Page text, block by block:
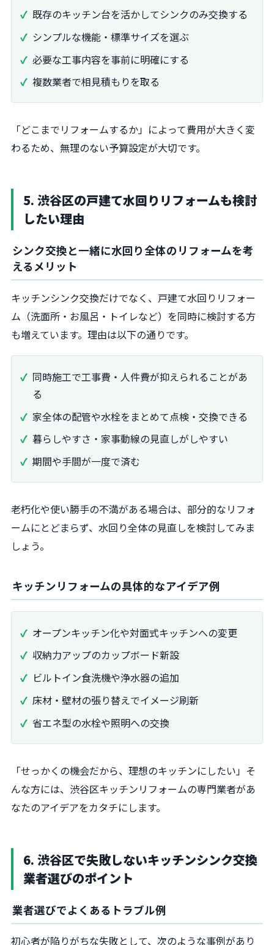
既存のキッチン台を活かしてシンクのみ交換する
シンプルな機能・標準サイズを選ぶ
必要な工事内容を事前に明確にする
複数業者で相見積もりを取る
「どこまでリフォームするか」によって費用が大きく変
わるため、無理のない予算設定が大切です。
5. 渋谷区の戸建て水回りリフォームも検討
したい理由
シンク交換と一緒に水回り全体のリフォームを考
えるメリット
キッチンシンク交換だけでなく、戸建て水回りリフォー
ム（洗面所・お風呂・トイレなど）を同時に検討する方
も増えています。理由は以下の通りです。
同時施工で工事費・人件費が抑えられることがあ
る
家全体の配管や水栓をまとめて点検・交換できる
暮らしやすさ・家事動線の見直しがしやすい
期間や手間が一度で済む
老朽化や使い勝手の不満がある場合は、部分的なリフォ
ームにとどまらず、水回り全体の見直しを検討してみま
しょう。
キッチンリフォームの具体的なアイデア例
オープンキッチン化や対面式キッチンへの変更
収納力アップのカップボード新設
ビルトイン食洗機や浄水器の追加
床材・壁材の張り替えでイメージ刷新
省エネ型の水栓や照明への交換
「せっかくの機会だから、理想のキッチンにしたい」そ
んな方には、渋谷区キッチンリフォームの専門業者があ
なたのアイデアをカタチにします。
6. 渋谷区で失敗しないキッチンシンク交換
業者選びのポイント
業者選びでよくあるトラブル例
初心者が陥りがちな失敗として、次のような事例があり